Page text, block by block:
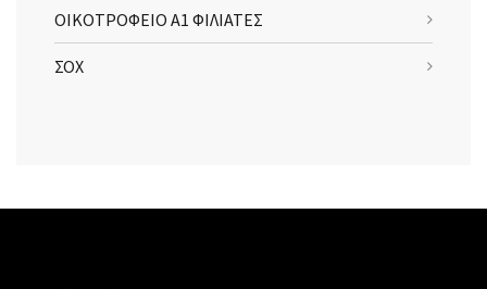
ΟΙΚΟΤΡΟΦΕΙΟ Α1 ΦΙΛΙΑΤΕΣ
ΣΟΧ